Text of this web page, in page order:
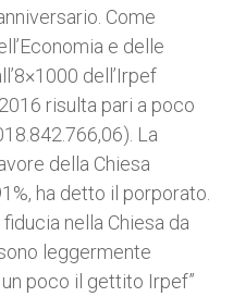
Come
e delle
dell’Irpef
risulta pari a poco
La
della Chiesa
ha detto il porporato.
nella Chiesa da
leggermente
poco il gettito Irpef”